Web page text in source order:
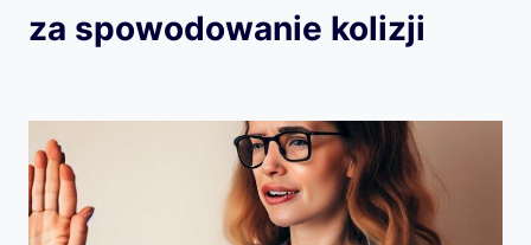
za spowodowanie kolizji